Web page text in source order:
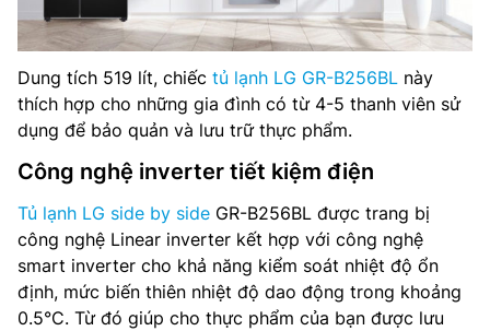
Công nghệ kháng khuẩn, khử mùi: Bộ lọc khử mùi than
hoạt tính
Kích thước tủ lạnh: Cao 178.6 cm – Rộng 91 cm – Sâu
64.3 cm
Xuất xứ: Trung Quốc
Dung tích 519 lít, chiếc tủ lạnh LG GR-B256BL này
thích hợp cho những gia đình có từ 4-5 thanh viên sử
dụng để bảo quản và lưu trữ thực phẩm.
Công nghệ inverter tiết kiệm điện
Tủ lạnh LG side by side GR-B256BL được trang bị
công nghệ Linear inverter kết hợp với công nghệ
smart inverter cho khả năng kiểm soát nhiệt độ ổn
định, mức biến thiên nhiệt độ dao động trong khoảng
0.5°C. Từ đó giúp cho thực phẩm của bạn được lưu